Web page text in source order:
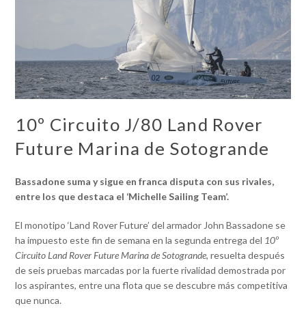
10º Circuito J/80 Land Rover
Future Marina de Sotogrande
Bassadone suma y sigue en franca disputa con sus rivales,
entre los que destaca el ‘Michelle Sailing Team’.
El monotipo ‘Land Rover Future’ del armador John Bassadone se
ha impuesto este fin de semana en la segunda entrega del 10º
Circuito Land Rover Future Marina de Sotogrande, resuelta después
de seis pruebas marcadas por la fuerte rivalidad demostrada por
los aspirantes, entre una flota que se descubre más competitiva
que nunca.